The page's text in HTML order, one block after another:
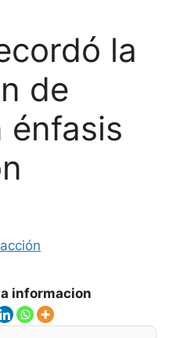
la
de
énfasis
informacion